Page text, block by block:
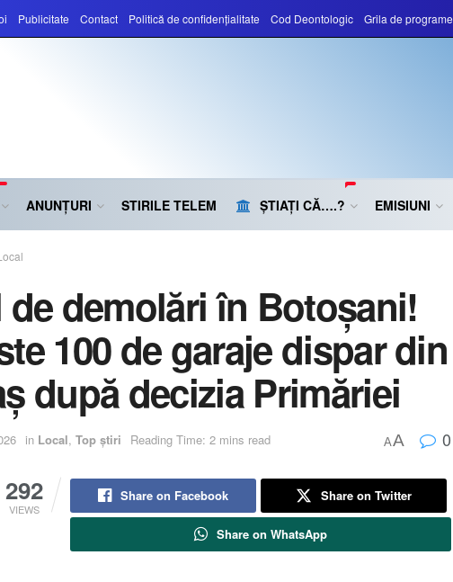
Publicitate Contact Politică de confidențialitate Cod Deontologic Grila de programe
ANUNȚURI STIRILE TELEM ȘTIAȚI CĂ….? EMISIUNI
de demolări în Botoșani!
100 de garaje dispar din
după decizia Primăriei
in Local, Top știri Reading Time: 2 mins read AA 0
292
VIEWS
Share on Facebook Share on Twitter
Share on WhatsApp